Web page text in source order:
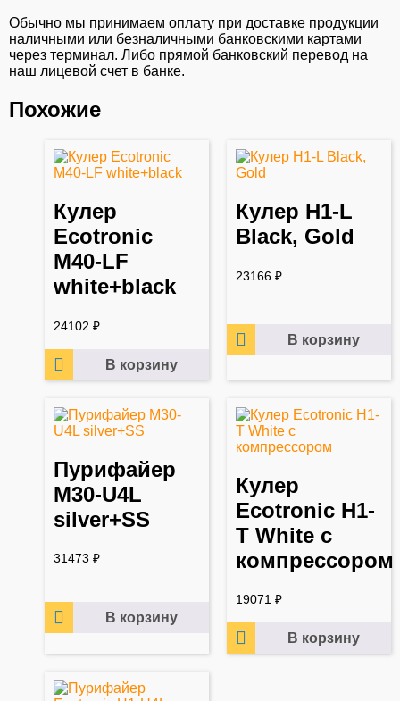
Обычно мы принимаем оплату при доставке продукции
наличными или безналичными банковскими картами
через терминал. Либо прямой банковский перевод на
наш лицевой счет в банке.
Похожие
Кулер
Ecotronic
M40-LF
white+black
24102 ₽
В корзину
Кулер H1-L
Black, Gold
23166 ₽
В корзину
Пурифайер
M30-U4L
silver+SS
31473 ₽
В корзину
Кулер
Ecotronic H1-
T White с
компрессором
19071 ₽
В корзину